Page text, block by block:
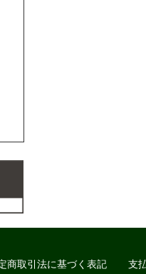
商取引法に基づく表記 支